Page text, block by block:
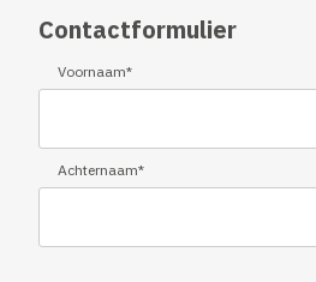
Contactformulier
Voornaam*
Achternaam*